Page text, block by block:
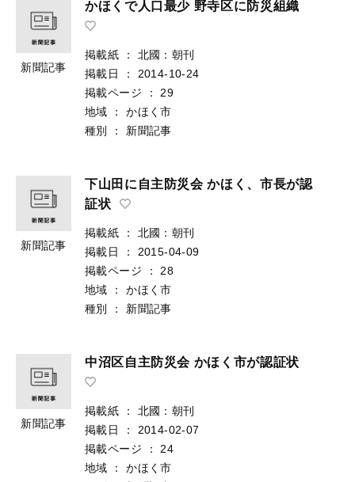
新聞記事
かほくで人口最少 野寺区に防災組織
掲載紙 ：
北國：朝刊
掲載日
：
2014-10-24
掲載ページ
：
29
地域
：
かほく市
種別
： 新聞記事
新聞記事
下山田に自主防災会 かほく、市長が認
証状
掲載紙 ：
北國：朝刊
掲載日
：
2015-04-09
掲載ページ
：
28
地域
：
かほく市
種別
： 新聞記事
新聞記事
中沼区自主防災会 かほく市が認証状
掲載紙 ：
北國：朝刊
掲載日
：
2014-02-07
掲載ページ
：
24
地域
：
かほく市